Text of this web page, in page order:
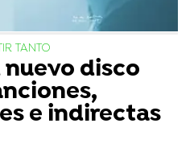
TANTO
disco
e indirectas